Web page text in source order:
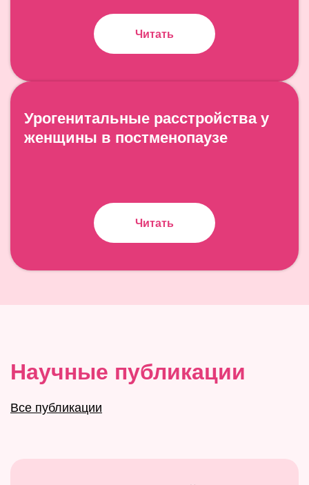
Читать
Урогенитальные расстройства у
женщины в постменопаузе
Читать
Научные публикации
Все публикации